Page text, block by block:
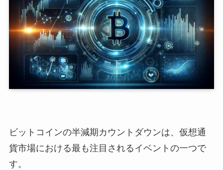
ビットコインの半減期カウントダウンは、仮想通
貨市場における最も注目されるイベントの一つで
す。